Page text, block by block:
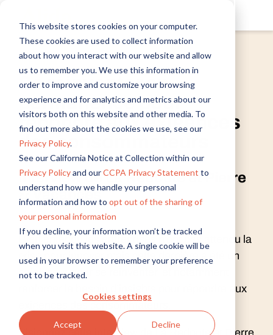
This website stores cookies on your computer.
These cookies are used to collect information
about how you interact with our website and allow
us to remember you. We use this information in
order to improve and customize your browsing
experience and for analytics and metrics about our
visitors both on this website and other media. To
find out more about the cookies we use, see our
Privacy Policy.
See our California Notice at Collection within our
Privacy Policyand ourCCPA Privacy Statement to
understand how we handle your personal
information and how to opt out of the sharing of
your personal information
If you decline, your information won’t be tracked
when you visit this website. A single cookie will be
used in your browser to remember your preference
not to be tracked.
Cookies settings
Accept Decline
Webinar
Se réinventer en
permanence pour
répondre aux exigences
des consommateurs
Interview de La Redoute et Pierre
& Vacances
Bien entendu les entreprises n’ont pas attendu la
crise pour innover mais cette dernière a été un
catalyseur pour se réinventer, et notamment
renforcer le besoin d’insights pour répondre aux
Visionnez cette interview de La Redoute et Pierre